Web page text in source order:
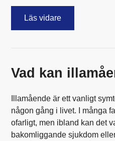
Läs vidare
Vad kan
Illamående är ett vanligt
någon gång i livet. I många
ofarligt, men ibland kan det
bakomliggande sjukdom